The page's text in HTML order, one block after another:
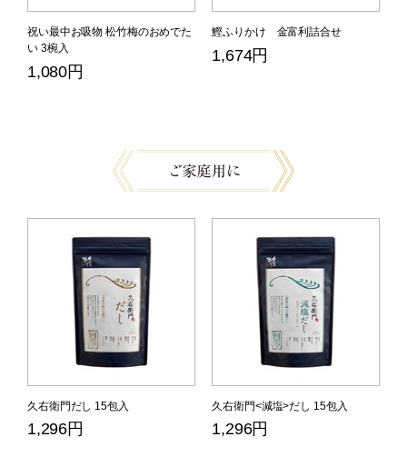
祝い最中お吸物 松竹梅のおめでた
い 3椀入
1,080円
鰹ふりかけ 金富利詰合せ
1,674円
久右衛門だし 15包入
1,296円
久右衛門<減塩>だし 15包入
1,296円